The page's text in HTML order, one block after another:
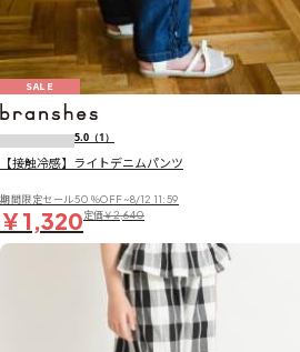
SALE
5.0 （1）
【接触冷感】ライトデニムパンツ
期間限定セール50％OFF~8/12 11:59
￥1,320定価￥2,640